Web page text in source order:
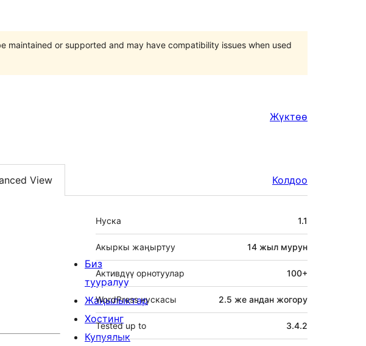
maintained or supported and may have compatibility issues when used
Жүктөө
View Колдоо
Мета
Нуска 1.1
Акыркы жаңыртуу 14 жыл мурун
Активдүү орнотуулар 100+
WordPress нускасы 2.5 же андан жогору
Tested up to 3.4.2
Биз
тууралуу
Жаңылыктар
Хостинг
Купуялык